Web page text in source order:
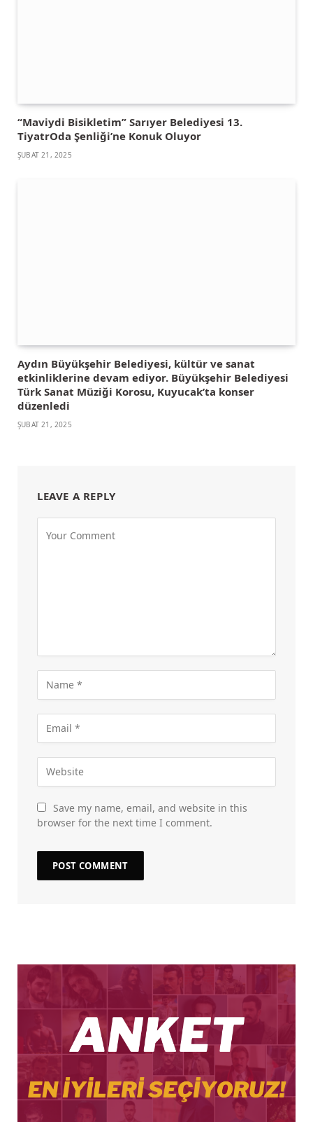
“Maviydi Bisikletim” Sarıyer Belediyesi 13.
TiyatrOda Şenliği’ne Konuk Oluyor
ŞUBAT 21, 2025
Aydın Büyükşehir Belediyesi, kültür ve sanat
etkinliklerine devam ediyor. Büyükşehir Belediyesi
Türk Sanat Müziği Korosu, Kuyucak’ta konser
düzenledi
ŞUBAT 21, 2025
LEAVE A REPLY
Save my name, email, and website in this
browser for the next time I comment.